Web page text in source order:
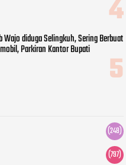
Wajo diduga Selingkuh, Sering Berbuat
Parkiran Kantor Bupati
(248)
(797)